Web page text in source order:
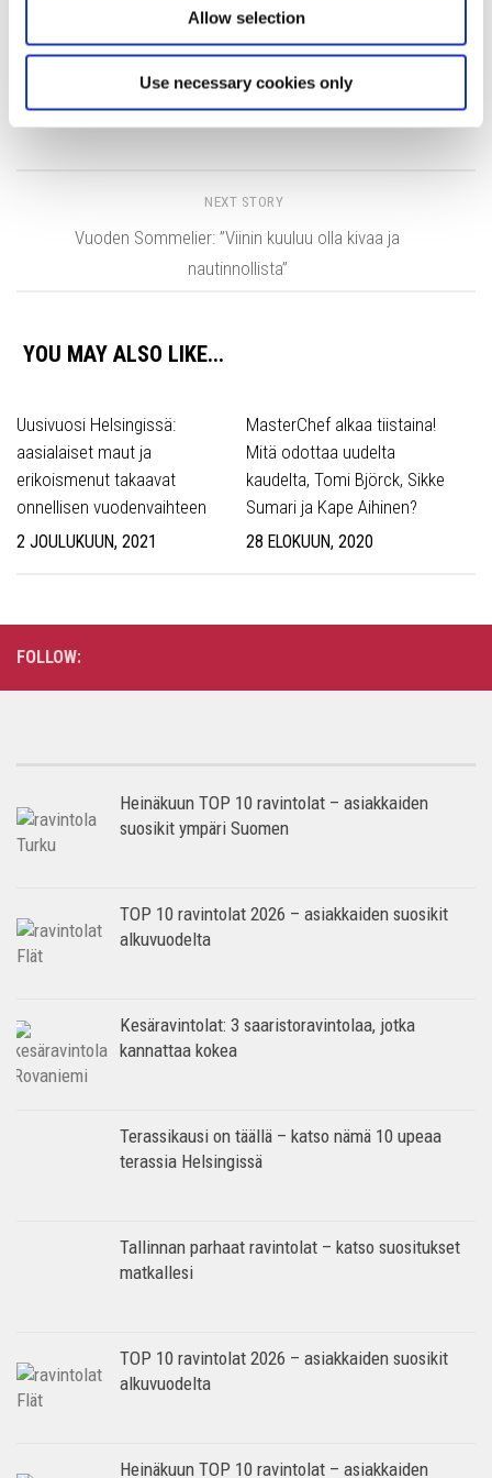
Allow selection
Use necessary cookies only
Fine Dining
Kozeen Shiwan
Pop-up
Uutiset
NEXT STORY
Vuoden Sommelier: ”Viinin kuuluu olla kivaa ja
nautinnollista”
YOU MAY ALSO LIKE...
Uusivuosi Helsingissä:
aasialaiset maut ja
erikoismenut takaavat
onnellisen vuodenvaihteen
2 JOULUKUUN, 2021
MasterChef alkaa tiistaina!
Mitä odottaa uudelta
kaudelta, Tomi Björck, Sikke
Sumari ja Kape Aihinen?
28 ELOKUUN, 2020
FOLLOW:
Heinäkuun TOP 10 ravintolat – asiakkaiden
suosikit ympäri Suomen
TOP 10 ravintolat 2026 – asiakkaiden suosikit
alkuvuodelta
Kesäravintolat: 3 saaristoravintolaa, jotka
kannattaa kokea
Terassikausi on täällä – katso nämä 10 upeaa
terassia Helsingissä
Tallinnan parhaat ravintolat – katso suositukset
matkallesi
TOP 10 ravintolat 2026 – asiakkaiden suosikit
alkuvuodelta
Heinäkuun TOP 10 ravintolat – asiakkaiden